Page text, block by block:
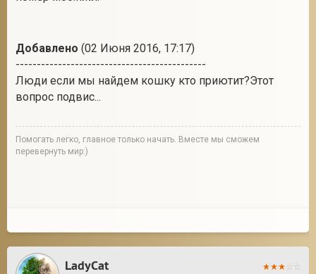
Добавлено (02 Июня 2016, 17:17)
---------------------------------------------
Люди если мы найдем кошку кто приютит?Этот
вопрос подвис...
Помогать легко, главное только начать. Вместе мы сможем
перевернуть мир:)
LadyCat